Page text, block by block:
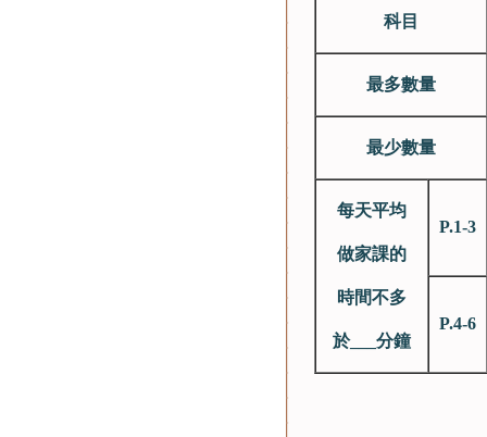
科目
最多數量
最少數量
每天平均
做家課的
時間不多
於___ 分鐘
P.1-3
P.4-6